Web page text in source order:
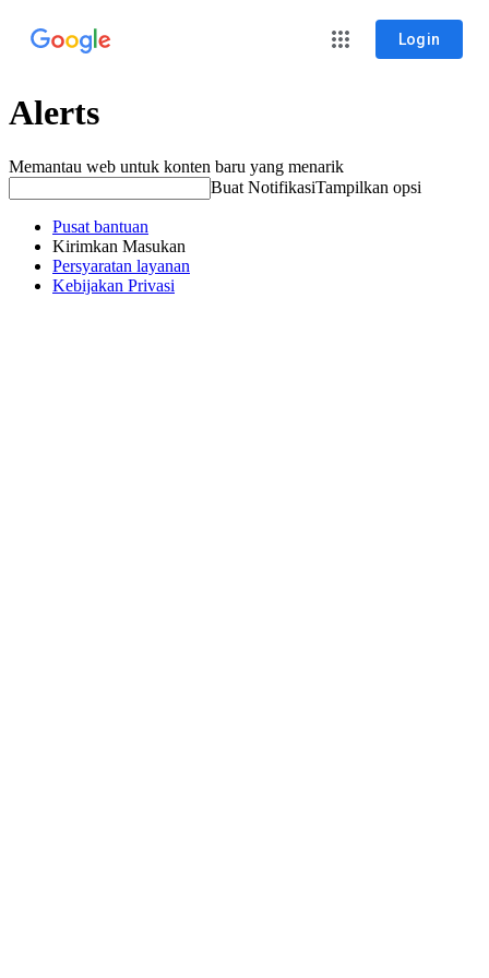
Login
Alerts
Memantau web untuk konten baru yang menarik
Buat NotifikasiTampilkan opsi
Pusat bantuan
Kirimkan Masukan
Persyaratan layanan
Kebijakan Privasi